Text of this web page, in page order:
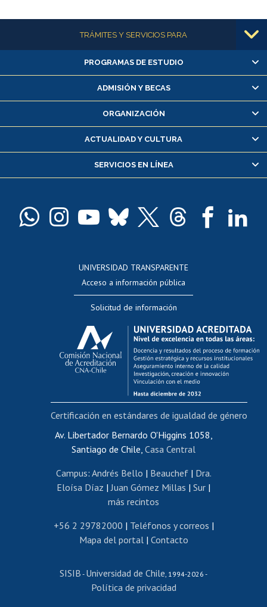
Más informaciónTRÁMITES Y SERVICIOS PARA
Alumnas/os y exalumnas/os
Matrícula en línea
Inscripción y cambio de asignaturas
Consulta y certificado de notas
Servicio médico y dental
Pago de arancel y crédito alumnos
Docentes
Evaluación docente
Calificación académica
Postulación al AUCAI
Funcionarias/os
Cursos internos de capacitación
Bienestar del personal
Portal de movilidad interna
Certificado de renta
Certificado de renta honorarios
Editar páginas blancas
Extranjeras/os
Revalidación y reconocimiento de títulos
Postulación al Programa de Movilidad Estudiantil
Cursos de español
PROGRAMAS DE ESTUDIO
ADMISIÓN Y BECAS
ORGANIZACIÓN
ACTUALIDAD Y CULTURA
SERVICIOS EN LÍNEA
UNIVERSIDAD TRANSPARENTE
Acceso a información pública
Solicitud de información
Av. Libertador Bernardo O'Higgins 1058,
Santiago de Chile, Casa Central
Campus: Andrés Bello | Beauchef| Dra.
Eloísa Díaz |Juan Gómez Millas | Sur |
más recintos
+56 2 29782000 | Teléfonos y correos |
Mapa del portal| Contacto
SISIB - Universidad de Chile, 1994-2026 -
Política de privacidad
Certificación en estándares de igualdad de género